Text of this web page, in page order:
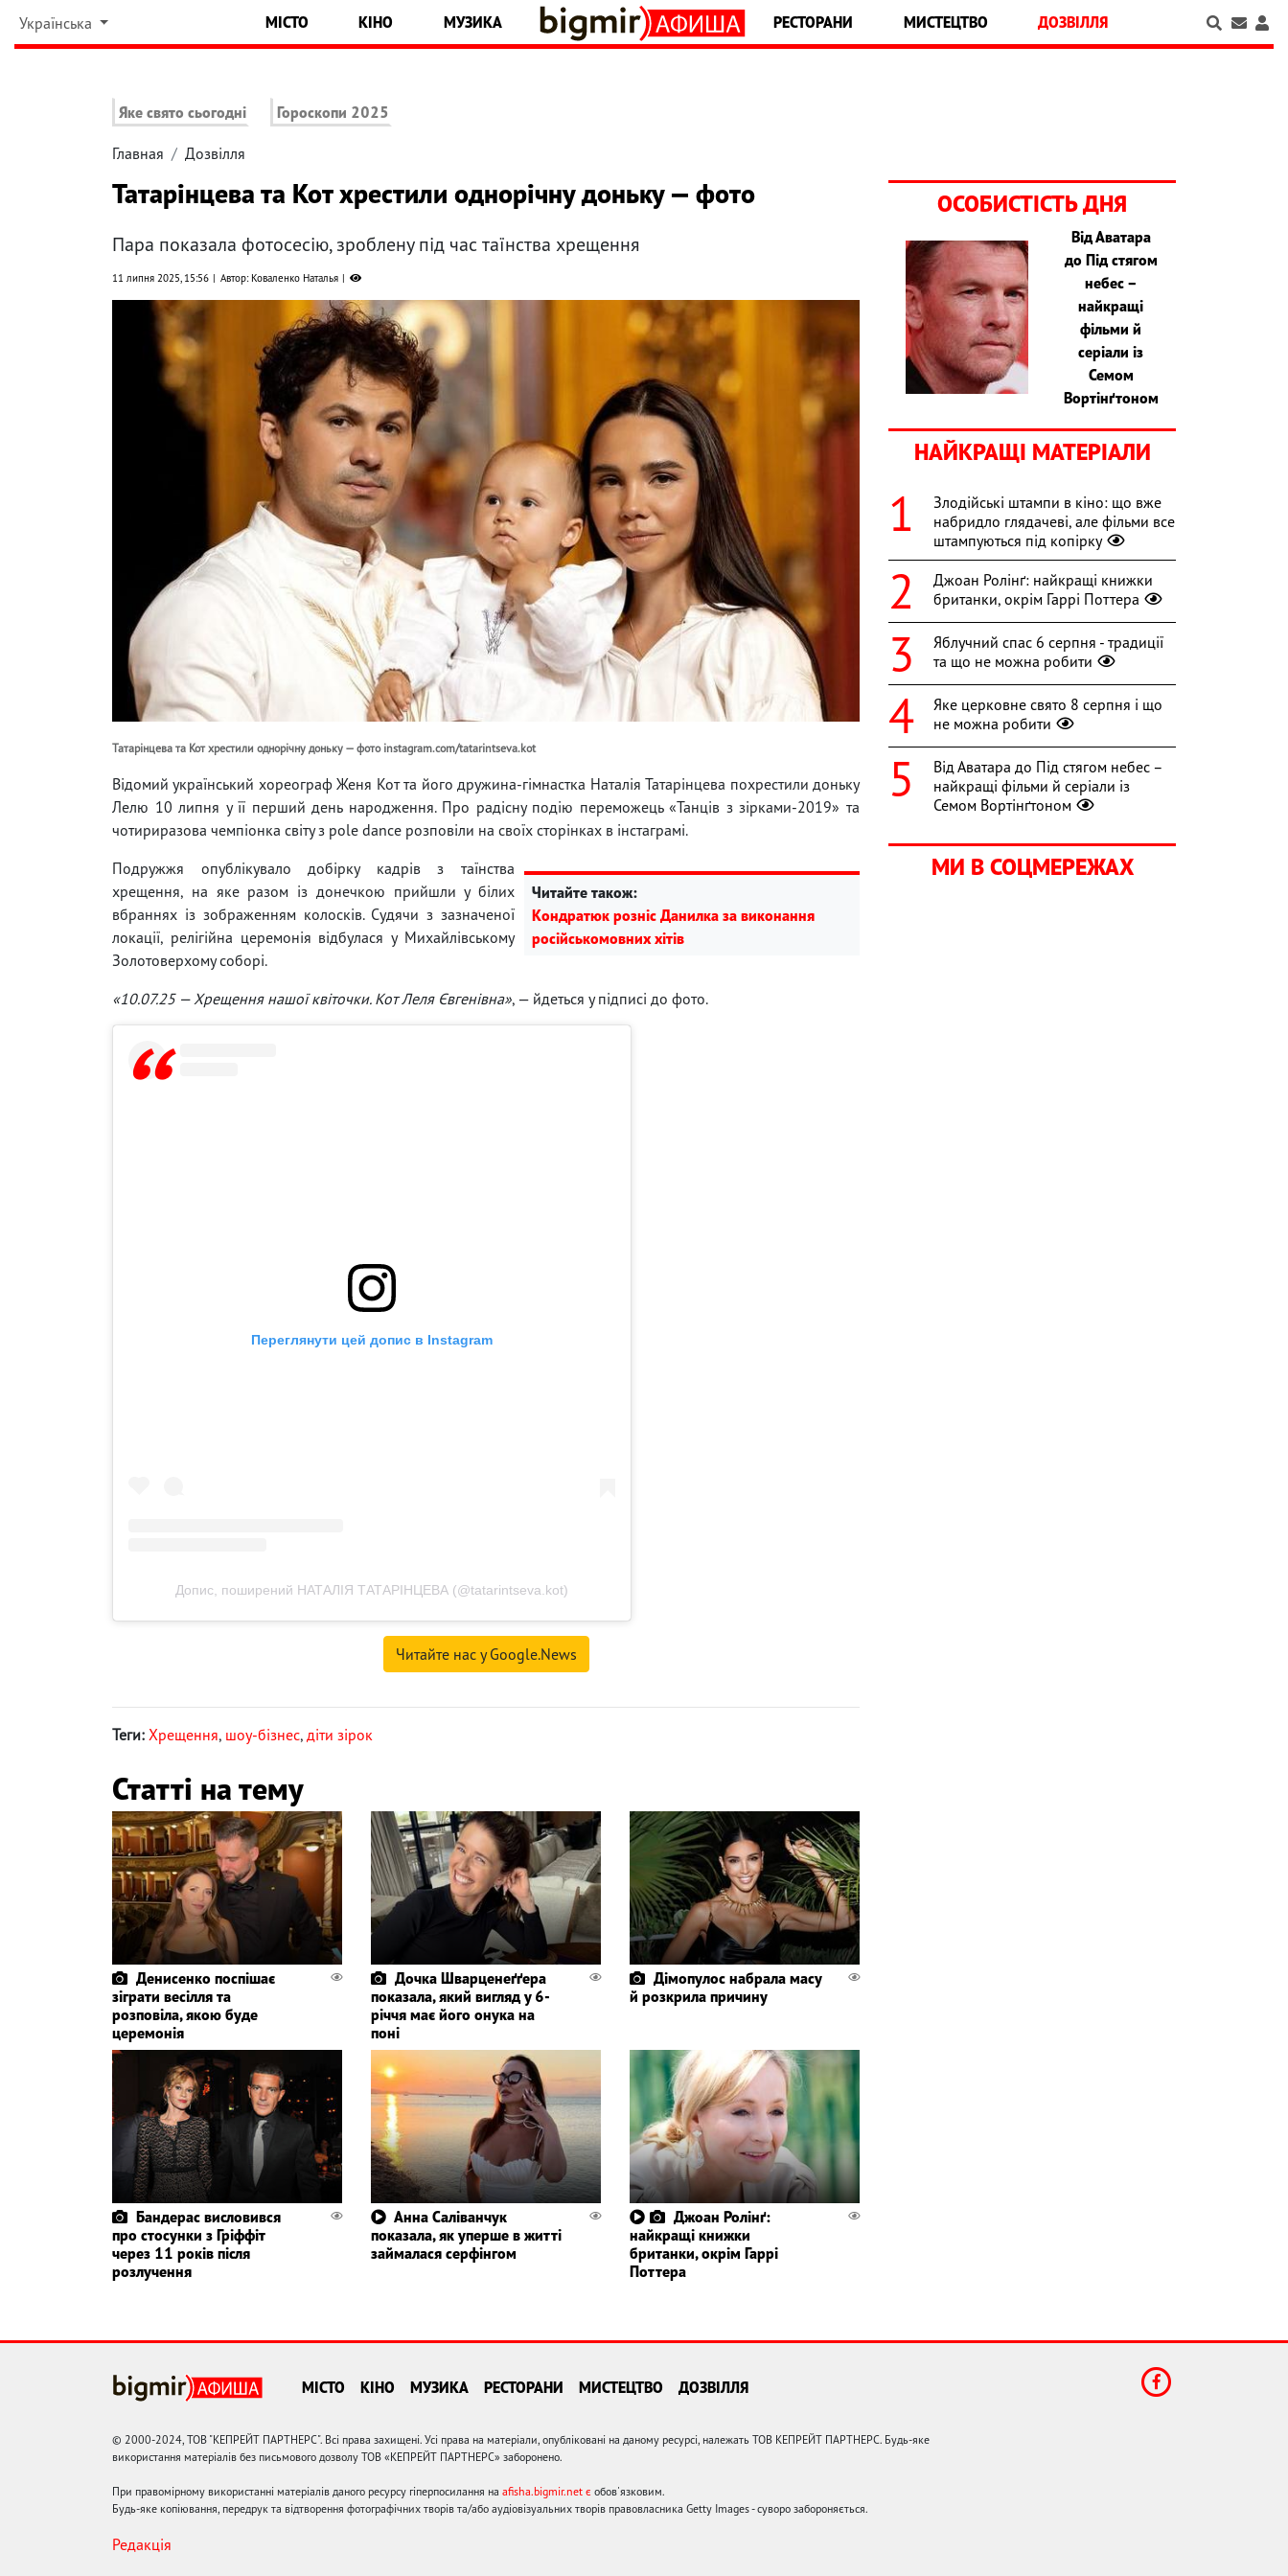
Українська МІСТО КІНО МУЗИКА РЕСТОРАНИ МИСТЕЦТВО ДОЗВІЛЛЯ
Яке свято сьогодні Гороскопи 2025
Главная Дозвілля
Татарінцева та Кот хрестили однорічну доньку — фото
Пара показала фотосесію, зроблену під час таїнства хрещення
11 липня 2025, 15:56 Автор: Коваленко Наталья
Татарінцева та Кот хрестили однорічну доньку — фото instagram.com/tatarintseva.kot
Відомий український хореограф Женя Кот та його дружина-гімнастка Наталія Татарінцева похрестили доньку
Лелю 10 липня у її перший день народження. Про радісну подію переможець «Танців з зірками-2019» та
чотириразова чемпіонка світу з pole dance розповіли на своїх сторінках в інстаграмі.
Читайте також:
Кондратюк розніс Данилка за виконання
російськомовних хітів
Подружжя опублікувало добірку кадрів з таїнства
хрещення, на яке разом із донечкою прийшли у білих
вбраннях із зображенням колосків. Судячи з зазначеної
локації, релігійна церемонія відбулася у Михайлівському
Золотоверхому соборі.
«10.07.25 — Хрещення нашої квіточки. Кот Леля Євгенівна», — йдеться у підписі до фото.
Переглянути цей допис в Instagram
Допис, поширений НАТАЛІЯ ТАТАРІНЦЕВА (@tatarintseva.kot)
Читайте нас у Google.News
Теги: Хрещення, шоу-бізнес, діти зірок
Статті на тему
Денисенко поспішає
зіграти весілля та
розповіла, якою буде
церемонія
Дочка Шварценеґґера
показала, який вигляд у 6-
річчя має його онука на
поні
Дімопулос набрала масу
й розкрила причину
Бандерас висловився
про стосунки з Гріффіт
через 11 років після
розлучення
Анна Саліванчук
показала, як уперше в житті
займалася серфінгом
Джоан Ролінґ:
найкращі книжки
британки, окрім Гаррі
Поттера
ОСОБИСТІСТЬ ДНЯ
Від Аватара
до Під стягом
небес –
найкращі
фільми й
серіали із
Семом
Вортінґтоном
НАЙКРАЩІ МАТЕРІАЛИ
Злодійські штампи в кіно: що вже
набридло глядачеві, але фільми все
штампуються під копірку
Джоан Ролінґ: найкращі книжки
британки, окрім Гаррі Поттера
Яблучний спас 6 серпня - традиції
та що не можна робити
Яке церковне свято 8 серпня і що
не можна робити
Від Аватара до Під стягом небес –
найкращі фільми й серіали із
Семом Вортінґтоном
МИ В СОЦМЕРЕЖАХ
МІСТО КІНО МУЗИКА РЕСТОРАНИ МИСТЕЦТВО ДОЗВІЛЛЯ
© 2000-2024, ТОВ "КЕПРЕЙТ ПАРТНЕРС". Всі права захищені. Усі права на матеріали, опубліковані на даному ресурсі, належать ТОВ КЕПРЕЙТ ПАРТНЕРС. Будь-яке
використання матеріалів без письмового дозволу ТОВ «КЕПРЕЙТ ПАРТНЕРС» заборонено.
При правомірному використанні матеріалів даного ресурсу гіперпосилання на afisha.bigmir.net є обов'язковим.
Будь-яке копіювання, передрук та відтворення фотографічних творів та/або аудіовізуальних творів правовласника Getty Images - суворо забороняється.
Редакція